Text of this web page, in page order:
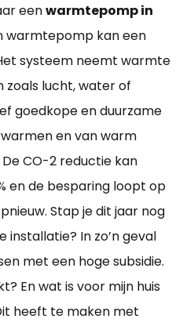
eenwarmtepomp in
warmtepomp kan een
systeem neemt warmte
zoals lucht, water of
goedkope en duurzame
en van warm
CO-2 reductie kan
en de besparing loopt op
Stap je dit jaar nog
installatie? In zo’n geval
met een hoge subsidie.
En wat is voor mijn huis
heeft te maken met